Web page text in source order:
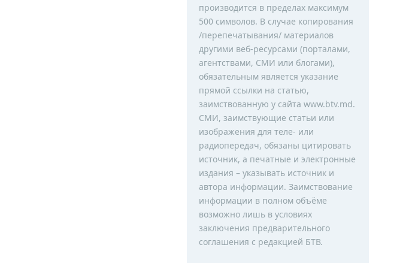
производится в пределах максимум
500 символов. В случае копирования
/перепечатывания/ материалов
другими веб-ресурсами (порталами,
агентствами, СМИ или блогами),
обязательным является указание
прямой ссылки на статью,
заимствованную у сайта www.btv.md.
СМИ, заимствующие статьи или
изображения для теле- или
радиопередач, обязаны цитировать
источник, а печатные и электронные
издания – указывать источник и
автора информации. Заимствование
информации в полном объёме
возможно лишь в условиях
заключения предварительного
соглашения с редакцией БТВ.